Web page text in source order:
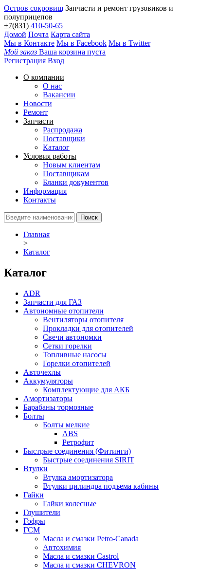
Остров сокровищ Запчасти и ремонт грузовиков и
полуприцепов
+7(831) 410-50-65
Домой Почта Карта сайта
Мы в Контакте Мы в Facebook Мы в Twitter
Мой заказ Ваша корзина пуста
Регистрация Вход
О компании
О нас
Вакансии
Новости
Ремонт
Запчасти
Распродажа
Поставщики
Каталог
Условия работы
Новым клиентам
Поставщикам
Бланки документов
Информация
Контакты
Главная
>
Каталог
Каталог
ADR
Запчасти для ГАЗ
Автономные отопители
Вентиляторы отопителя
Прокладки для отопителей
Свечи автономки
Сетки горелки
Топливные насосы
Горелки отопителей
Авточехлы
Аккумуляторы
Комплектующие для АКБ
Амортизаторы
Барабаны тормозные
Болты
Болты мелкие
ABS
Ретрофит
Быстрые соединения (Фитинги)
Быстрые соединения SIRIT
Втулки
Втулка амортизатора
Втулки цилиндра подъема кабины
Гайки
Гайки колесные
Глушители
Гофры
ГСМ
Масла и смазки Petro-Canada
Автохимия
Масла и смазки Castrol
Масла и смазки CHEVRON